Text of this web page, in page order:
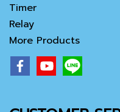
Timer
Relay
More Products